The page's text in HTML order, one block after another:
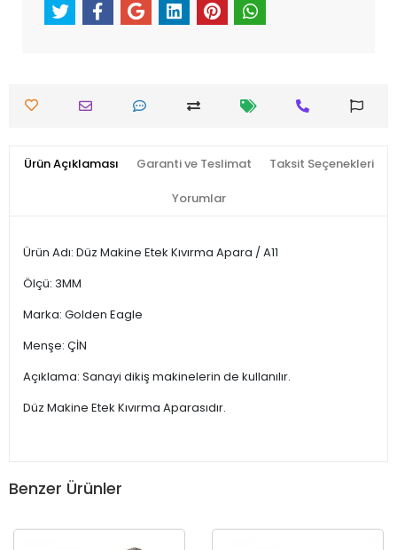
Ürün Açıklaması Garanti ve Teslimat Taksit Seçenekleri
Yorumlar
Ürün Adı: Düz Makine Etek Kıvırma Apara / A11
Ölçü: 3MM
Marka: Golden Eagle
Menşe: ÇİN
Açıklama: Sanayi dikiş makinelerin de kullanılır.
Düz Makine Etek Kıvırma Aparasıdır.
Benzer Ürünler